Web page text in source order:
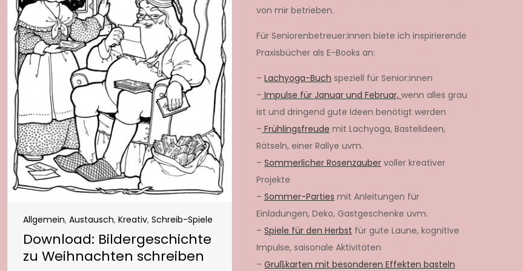
Allgemein, Austausch, Kreativ, Schreib-Spiele
Download: Bildergeschichte
zu Weihnachten schreiben
von mir betrieben.
Für Seniorenbetreuer:innen biete ich inspirierende
Praxisbücher als E-Books an:
– Lachyoga-Buch speziell für Senior:innen
– Impulse für Januar und Februar, wenn alles grau
ist und dringend gute Ideen benötigt werden
– Frühlingsfreude mit Lachyoga, Bastelideen,
Rätseln, einer Rallye uvm.
– Sommerlicher Rosenzauber voller kreativer
Projekte
– Sommer-Parties mit Anleitungen für
Einladungen, Deko, Gastgeschenke uvm.
– Spiele für den Herbst für gute Laune, kognitive
Impulse, saisonale Aktivitäten
– Grußkarten mit besonderen Effekten basteln